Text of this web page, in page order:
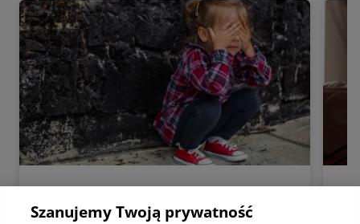
Psychologia
Rodzaje masturbacji dziecięcej – co
Szanujemy Twoją prywatność